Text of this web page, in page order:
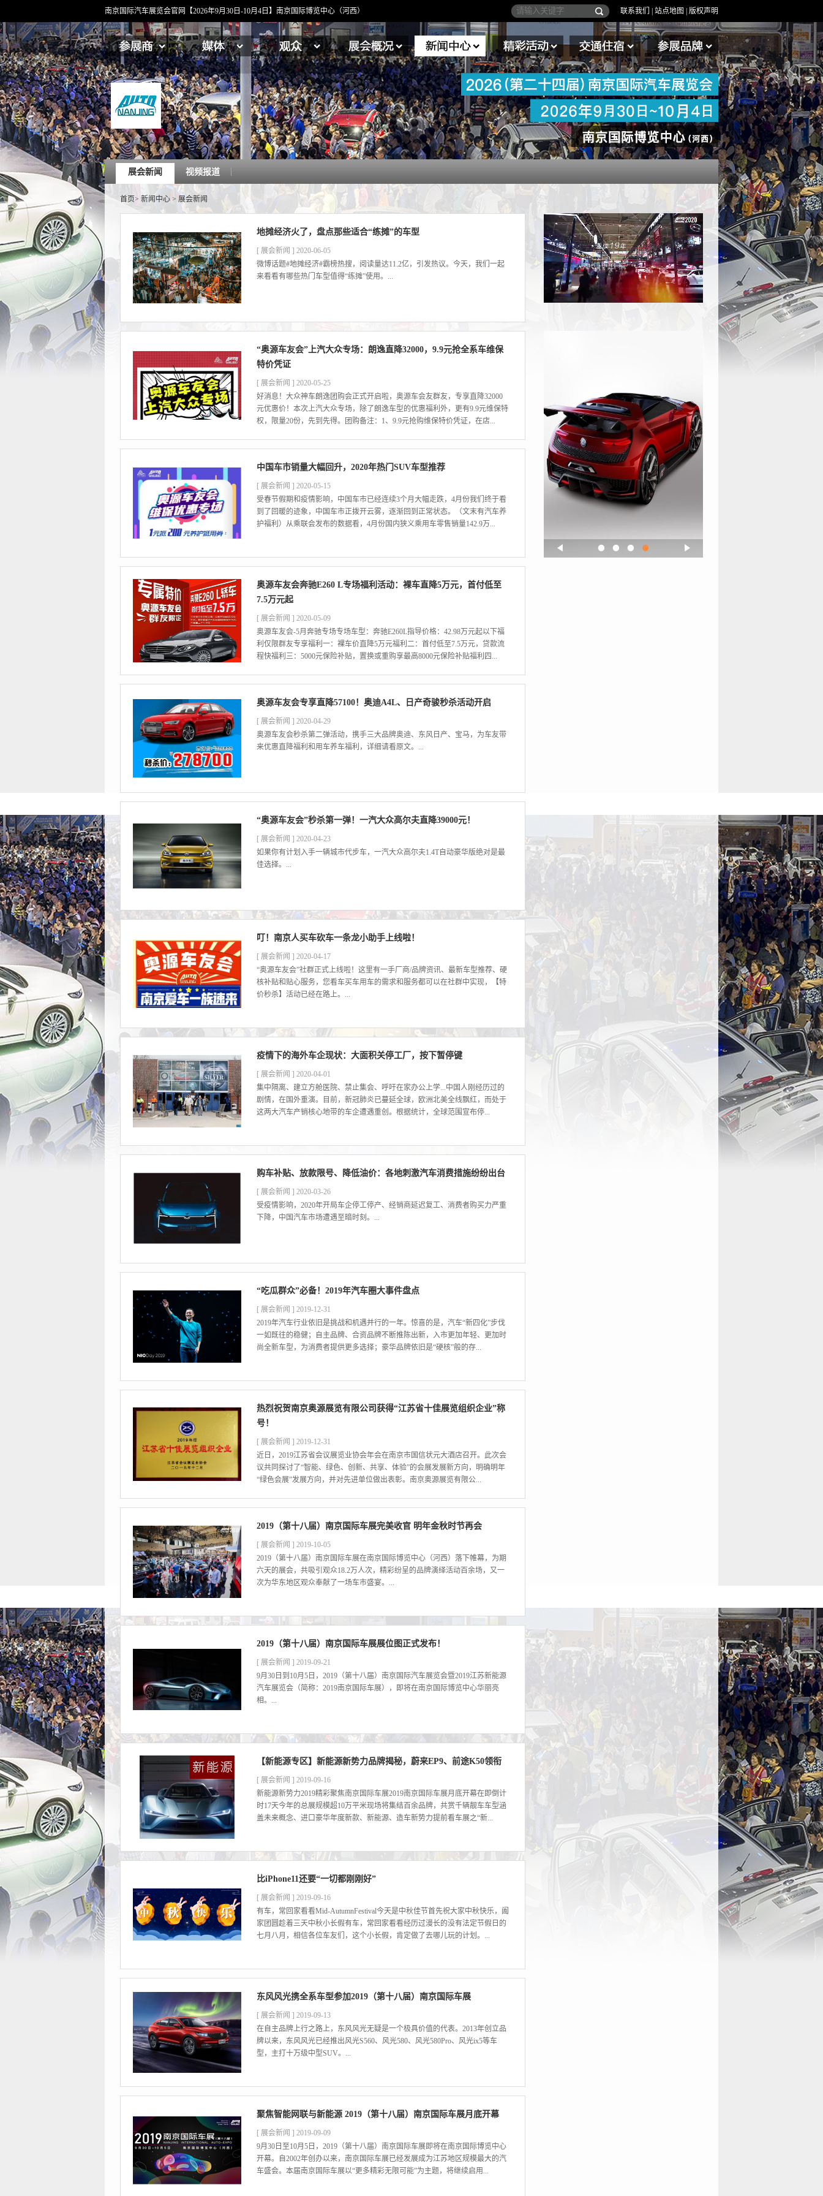
南京国际汽车展览会官网【2026年9月30日-10月4日】南京国际博览中心（河西） 联系我们 站点地图 版权声明
展会新闻 视频报道
首页> 新闻中心 > 展会新闻
地摊经济火了，盘点那些适合“练摊”的车型
[ 展会新闻 ] 2020-06-05
微博话题#地摊经济#霸榜热搜，阅读量达11.2亿，引发热议。今天，我们一起
来看看有哪些热门车型值得“练摊”使用。...
“奥源车友会”上汽大众专场：朗逸直降32000，9.9元抢全系车维保
特价凭证
[ 展会新闻 ] 2020-05-25
好消息！大众神车朗逸团购会正式开启啦，奥源车会友群友，专享直降32000
元优惠价！本次上汽大众专场，除了朗逸车型的优惠福利外，更有9.9元维保特
权，限量20份，先到先得。团购备注：1、9.9元抢购维保特价凭证，在店...
中国车市销量大幅回升，2020年热门SUV车型推荐
[ 展会新闻 ] 2020-05-15
受春节假期和疫情影响，中国车市已经连续3个月大幅走跌，4月份我们终于看
到了回暖的迹象，中国车市正拨开云雾，逐渐回到正常状态。（文末有汽车养
护福利）从乘联会发布的数据看，4月份国内狭义乘用车零售销量142.9万...
奥源车友会奔驰E260 L专场福利活动：裸车直降5万元，首付低至
7.5万元起
[ 展会新闻 ] 2020-05-09
奥源车友会-5月奔驰专场专场车型：奔驰E260L指导价格：42.98万元起以下福
利仅限群友专享福利一：裸车价直降5万元福利二：首付低至7.5万元，贷款流
程快福利三：5000元保险补贴，置换或重购享最高8000元保险补贴福利四...
奥源车友会专享直降57100！奥迪A4L、日产奇骏秒杀活动开启
[ 展会新闻 ] 2020-04-29
奥源车友会秒杀第二弹活动，携手三大品牌奥迪、东风日产、宝马，为车友带
来优惠直降福利和用车养车福利，详细请看原文。...
“奥源车友会”秒杀第一弹！一汽大众高尔夫直降39000元！
[ 展会新闻 ] 2020-04-23
如果你有计划入手一辆城市代步车，一汽大众高尔夫1.4T自动豪华版绝对是最
佳选择。...
叮！南京人买车砍车一条龙小助手上线啦！
[ 展会新闻 ] 2020-04-17
“奥源车友会”社群正式上线啦！这里有一手厂商/品牌资讯、最新车型推荐、硬
核补贴和贴心服务，您看车买车用车的需求和服务都可以在社群中实现，【特
价秒杀】活动已经在路上。...
疫情下的海外车企现状：大面积关停工厂，按下暂停键
[ 展会新闻 ] 2020-04-01
集中隔离、建立方舱医院、禁止集会、呼吁在家办公上学...中国人刚经历过的
剧情，在国外重演。目前，新冠肺炎已蔓延全球，欧洲北美全线飘红，而处于
这两大汽车产销核心地带的车企遭遇重创。根据统计，全球范围宣布停...
购车补贴、放款限号、降低油价：各地刺激汽车消费措施纷纷出台
[ 展会新闻 ] 2020-03-26
受疫情影响，2020年开局车企停工停产、经销商延迟复工、消费者购买力严重
下降，中国汽车市场遭遇至暗时刻。...
“吃瓜群众”必备！2019年汽车圈大事件盘点
[ 展会新闻 ] 2019-12-31
2019年汽车行业依旧是挑战和机遇并行的一年。惊喜的是，汽车“新四化”步伐
一如既往的稳健；自主品牌、合资品牌不断推陈出新，入市更加年轻、更加时
尚全新车型，为消费者提供更多选择；豪华品牌依旧是“硬核”般的存...
热烈祝贺南京奥源展览有限公司获得“江苏省十佳展览组织企业”称
号！
[ 展会新闻 ] 2019-12-31
近日，2019江苏省会议展览业协会年会在南京市国信状元大酒店召开。此次会
议共同探讨了“智能、绿色、创新、共享、体验”的会展发展新方向，明确明年
“绿色会展”发展方向，并对先进单位做出表彰。南京奥源展览有限公...
2019（第十八届）南京国际车展完美收官 明年金秋时节再会
[ 展会新闻 ] 2019-10-05
2019（第十八届）南京国际车展在南京国际博览中心（河西）落下帷幕，为期
六天的展会，共吸引观众18.2万人次，精彩纷呈的品牌演绎活动百余场，又一
次为华东地区观众奉献了一场车市盛宴。...
2019（第十八届）南京国际车展展位图正式发布！
[ 展会新闻 ] 2019-09-21
9月30日到10月5日，2019（第十八届）南京国际汽车展览会暨2019江苏新能源
汽车展览会（简称：2019南京国际车展），即将在南京国际博览中心华丽亮
相。...
【新能源专区】新能源新势力品牌揭秘，蔚来EP9、前途K50领衔
[ 展会新闻 ] 2019-09-16
新能源新势力2019精彩聚焦南京国际车展2019南京国际车展月底开幕在即倒计
时17天今年的总展规模超10万平米现场将集结百余品牌，共赏千辆靓车车型涵
盖未来概念、进口豪华年度新款、新能源、造车新势力提前看车展之“新...
比iPhone11还要“一切都刚刚好”
[ 展会新闻 ] 2019-09-16
有车，常回家看看Mid-AutumnFestival今天是中秋佳节首先祝大家中秋快乐，阖
家团圆趁着三天中秋小长假有车，常回家看看经历过漫长的没有法定节假日的
七月八月，相信各位车友们，这个小长假，肯定做了去哪儿玩的计划。...
东风风光携全系车型参加2019（第十八届）南京国际车展
[ 展会新闻 ] 2019-09-13
在自主品牌上行之路上，东风风光无疑是一个极具价值的代表。2013年创立品
牌以来，东风风光已经推出风光S560、风光580、风光580Pro、风光ix5等车
型，主打十万级中型SUV。...
聚焦智能网联与新能源 2019（第十八届）南京国际车展月底开幕
[ 展会新闻 ] 2019-09-09
9月30日至10月5日，2019（第十八届）南京国际车展即将在南京国际博览中心
开幕。自2002年创办以来，南京国际车展已经发展成为江苏地区规模最大的汽
车盛会。本届南京国际车展以“更多精彩无限可能”为主题，将继续启用...
1 2 3 4